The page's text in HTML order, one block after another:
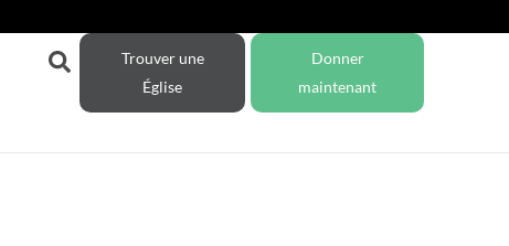
Trouver une
Église
Donner
maintenant